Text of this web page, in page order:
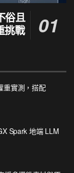
俗且
挑戰
重實測，搭配
Spark 地端 LLM